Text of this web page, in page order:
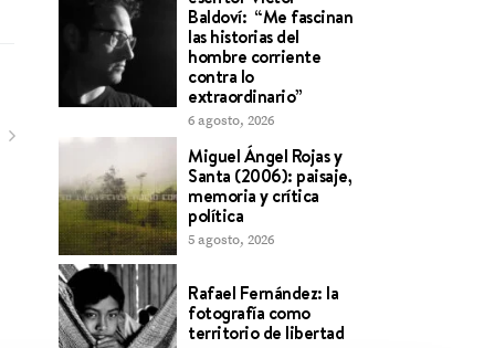
Baldoví: “Me fascinan
las historias del
hombre corriente
contra lo
extraordinario”
6 agosto, 2026
Miguel Ángel Rojas y
Santa (2006): paisaje,
memoria y crítica
política
5 agosto, 2026
Rafael Fernández: la
fotografía como
territorio de libertad